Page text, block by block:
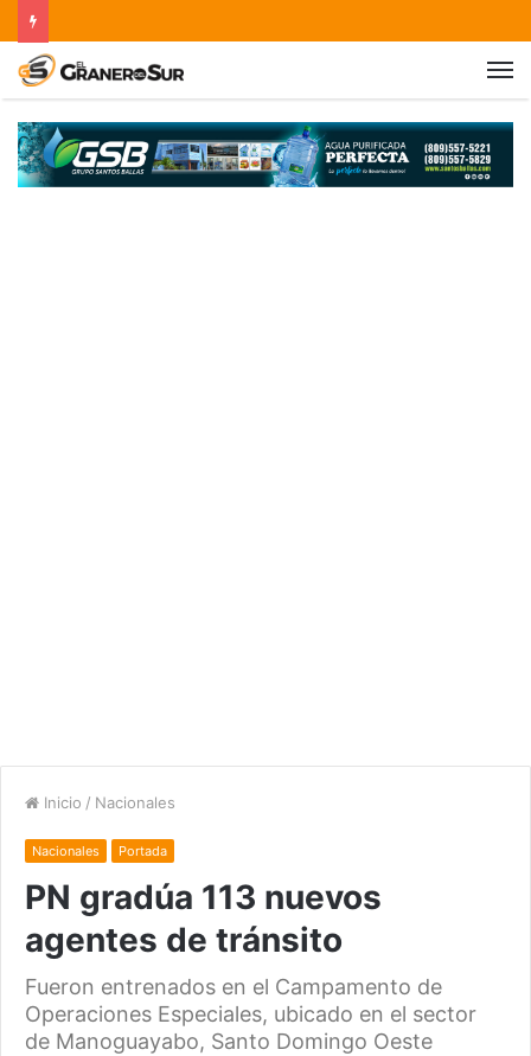
Inicio / Nacionales
Nacionales Portada
PN gradúa 113 nuevos
agentes de tránsito
Fueron entrenados en el Campamento de
Operaciones Especiales, ubicado en el sector
de Manoguayabo, Santo Domingo Oeste